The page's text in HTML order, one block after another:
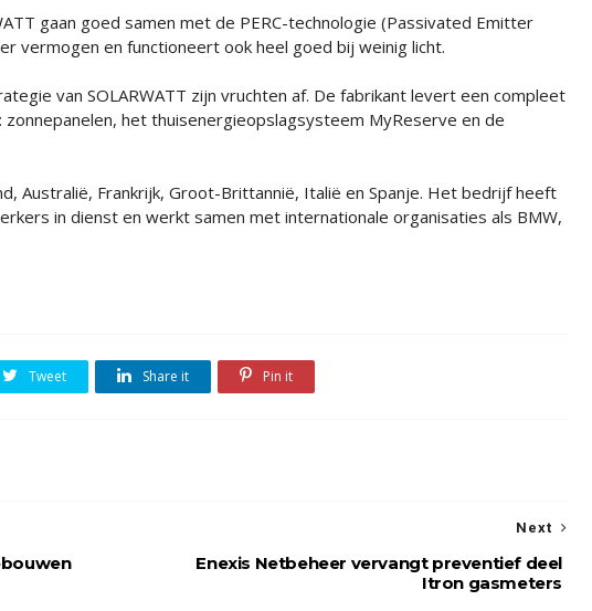
gaan goed samen met de PERC-technologie (Passivated Emitter
vermogen en functioneert ook heel goed bij weinig licht.
van SOLARWATT zijn vruchten af. De fabrikant levert een compleet
het thuisenergieopslagsysteem MyReserve en de
Australië, Frankrijk, Groot-Brittannië, Italië en Spanje. Het bedrijf heeft
in dienst en werkt samen met internationale organisaties als BMW,
Tweet Share it Pin it
Next
Enexis Netbeheer vervangt preventief deel
Itron gasmeters